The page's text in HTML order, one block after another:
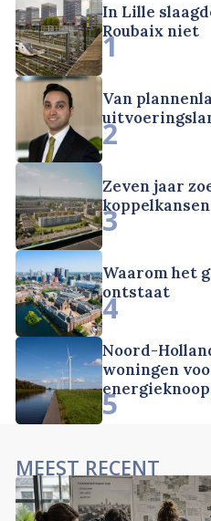
In Lille
Roubaix niet
1
Van
2
Zeven jaar
3
Waarom het
ontstaat
4
Noord-
woningen
5
MEEST RECENT